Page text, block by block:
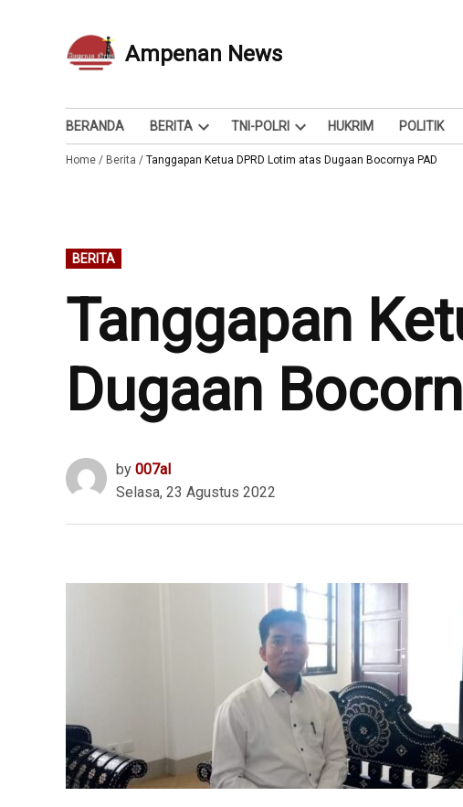
Ampenan News
Berita dan Info
BERANDA BERITA
Open
dropdown
TNI-POLRI
Open
dropdown
HUKRIM POLITIK
Home / Berita / Tanggapan Ketua DPRD Lotim atas Dugaan Bocornya PAD
POSTED
IN
BERITA
Tanggapan
Dugaan
by 007al
Selasa, 23 Agustus 2022